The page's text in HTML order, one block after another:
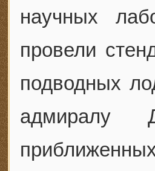
научных
провели
подводных
адмиралу